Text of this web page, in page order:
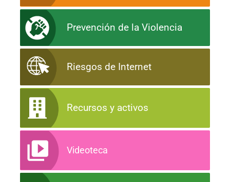
Prevención de la Violencia
Riesgos de Internet
Recursos y activos
Videoteca